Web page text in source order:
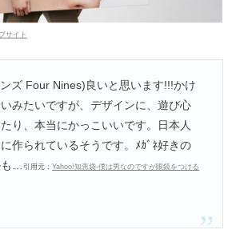
サイト
ズ Four Nines)良いと思います!!!かけ
みたいですが、デザインに、遊び心
り、本当にかっこいいです。日本人
作られているそうです。ﾒｶﾞﾈ好きの
も… 引用元：Yahoo!知恵袋-僕は男なのですが眼鏡をつける